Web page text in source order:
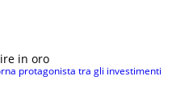
in oro
protagonista tra gli investimenti